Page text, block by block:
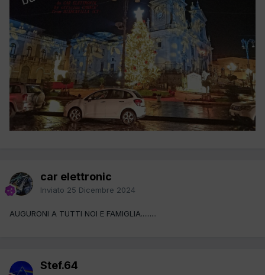
car elettronic
Inviato 25 Dicembre 2024
AUGURONI A TUTTI NOI E FAMIGLIA.........
Stef.64